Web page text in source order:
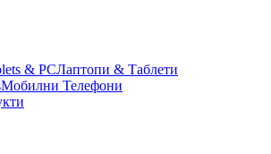
Лаптопи & Таблети
Мобилни Телефони